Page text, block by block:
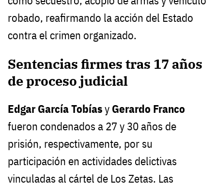
robado, reafirmando la acción del Estado
contra el crimen organizado.
Sentencias firmes tras 17 años
de proceso judicial
Edgar García Tobíasy Gerardo Franco
fueron condenados a 27 y 30 años de
prisión, respectivamente, por su
participación en actividades delictivas
vinculadas al cártel de Los Zetas. Las